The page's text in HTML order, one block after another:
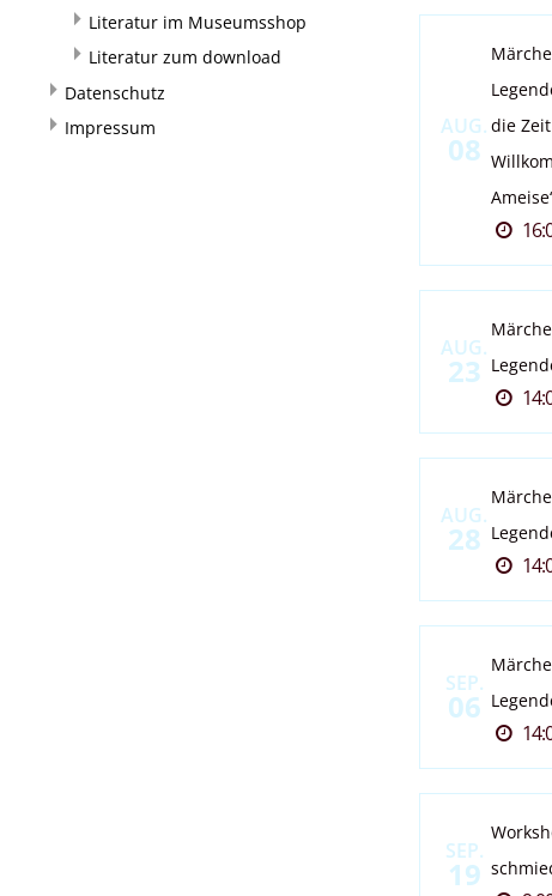
Literatur im Museumsshop
Literatur zum download
Datenschutz
Impressum
AUG.
08
die
AUG.
23
AUG.
28
SEP.
06
SEP.
19